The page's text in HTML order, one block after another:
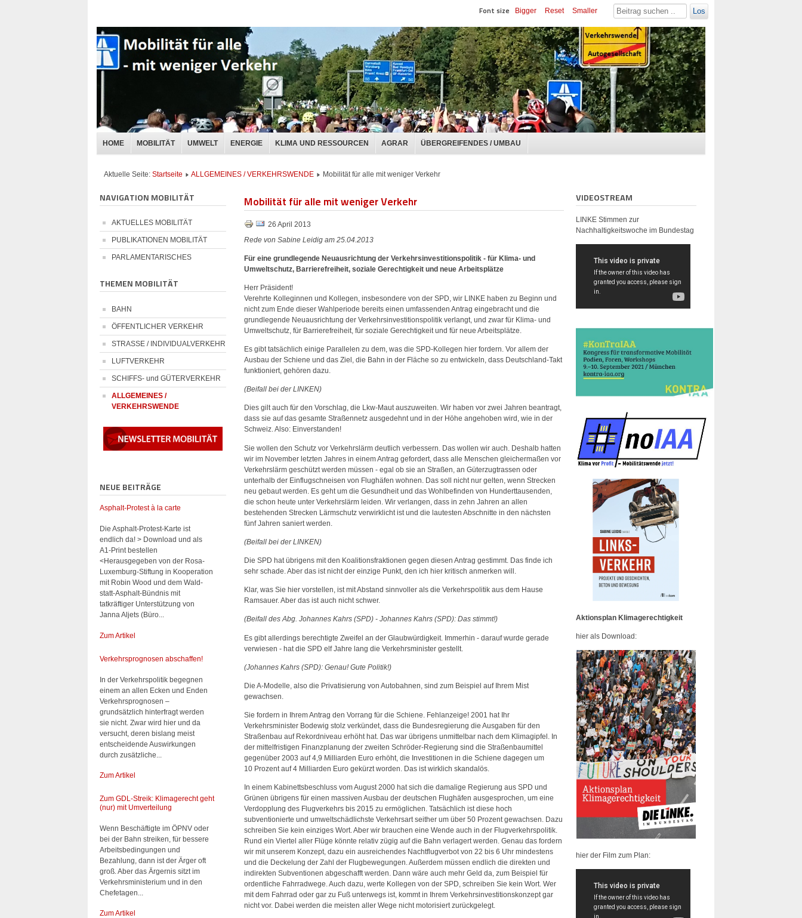
HOME MOBILITÄT UMWELT ENERGIE KLIMA UND RESSOURCEN AGRAR ÜBERGREIFENDES / UMBAU
Font size Bigger Reset Smaller Los
Aktuelle Seite: Startseite ALLGEMEINES / VERKEHRSWENDE Mobilität für alle mit weniger Verkehr
NAVIGATION MOBILITÄT
AKTUELLES MOBILITÄT
PUBLIKATIONEN MOBILITÄT
PARLAMENTARISCHES
THEMEN MOBILITÄT
BAHN
ÖFFENTLICHER VERKEHR
STRASSE / INDIVIDUALVERKEHR
LUFTVERKEHR
SCHIFFS- und GÜTERVERKEHR
ALLGEMEINES /
VERKEHRSWENDE
NEUE BEITRÄGE
Asphalt-Protest à la carte
Die Asphalt-Protest-Karte ist
endlich da! > Download und als
A1-Print bestellen
<Herausgegeben von der Rosa-
Luxemburg-Stiftung in Kooperation
mit Robin Wood und dem Wald-
statt-Asphalt-Bündnis mit
tatkräftiger Unterstützung von
Janna Aljets (Büro...
Zum Artikel
Verkehrsprognosen abschaffen!
In der Verkehrspolitik begegnen
einem an allen Ecken und Enden
Verkehrsprognosen –
grundsätzlich hinterfragt werden
sie nicht. Zwar wird hier und da
versucht, deren bislang meist
entscheidende Auswirkungen
durch zusätzliche...
Zum Artikel
Zum GDL-Streik: Klimagerecht geht
(nur) mit Umverteilung
Wenn Beschäftigte im ÖPNV oder
bei der Bahn streiken, für bessere
Arbeitsbedingungen und
Bezahlung, dann ist der Ärger oft
groß. Aber das Ärgernis sitzt im
Verkehrsministerium und in den
Chefetagen...
Zum Artikel
Mobilität für alle mit weniger Verkehr
26 April 2013
Rede von Sabine Leidig am 25.04.2013
Für eine grundlegende Neuausrichtung der Verkehrsinvestitionspolitik - für Klima- und
Umweltschutz, Barrierefreiheit, soziale Gerechtigkeit und neue Arbeitsplätze
Herr Präsident!
Verehrte Kolleginnen und Kollegen, insbesondere von der SPD, wir LINKE haben zu Beginn und
nicht zum Ende dieser Wahlperiode bereits einen umfassenden Antrag eingebracht und die
grundlegende Neuausrichtung der Verkehrsinvestitionspolitik verlangt, und zwar für Klima- und
Umweltschutz, für Barrierefreiheit, für soziale Gerechtigkeit und für neue Arbeitsplätze.
Es gibt tatsächlich einige Parallelen zu dem, was die SPD-Kollegen hier fordern. Vor allem der
Ausbau der Schiene und das Ziel, die Bahn in der Fläche so zu entwickeln, dass Deutschland-Takt
funktioniert, gehören dazu.
(Beifall bei der LINKEN)
Dies gilt auch für den Vorschlag, die Lkw-Maut auszuweiten. Wir haben vor zwei Jahren beantragt,
dass sie auf das gesamte Straßennetz ausgedehnt und in der Höhe angehoben wird, wie in der
Schweiz. Also: Einverstanden!
Sie wollen den Schutz vor Verkehrslärm deutlich verbessern. Das wollen wir auch. Deshalb hatten
wir im November letzten Jahres in einem Antrag gefordert, dass alle Menschen gleichermaßen vor
Verkehrslärm geschützt werden müssen - egal ob sie an Straßen, an Güterzugtrassen oder
unterhalb der Einflugschneisen von Flughäfen wohnen. Das soll nicht nur gelten, wenn Strecken
neu gebaut werden. Es geht um die Gesundheit und das Wohlbefinden von Hunderttausenden,
die schon heute unter Verkehrslärm leiden. Wir verlangen, dass in zehn Jahren an allen
bestehenden Strecken Lärmschutz verwirklicht ist und die lautesten Abschnitte in den nächsten
fünf Jahren saniert werden.
(Beifall bei der LINKEN)
Die SPD hat übrigens mit den Koalitionsfraktionen gegen diesen Antrag gestimmt. Das finde ich
sehr schade. Aber das ist nicht der einzige Punkt, den ich hier kritisch anmerken will.
Klar, was Sie hier vorstellen, ist mit Abstand sinnvoller als die Verkehrspolitik aus dem Hause
Ramsauer. Aber das ist auch nicht schwer.
(Beifall des Abg. Johannes Kahrs (SPD) - Johannes Kahrs (SPD): Das stimmt!)
Es gibt allerdings berechtigte Zweifel an der Glaubwürdigkeit. Immerhin - darauf wurde gerade
verwiesen - hat die SPD elf Jahre lang die Verkehrsminister gestellt.
(Johannes Kahrs (SPD): Genau! Gute Politik!)
Die A-Modelle, also die Privatisierung von Autobahnen, sind zum Beispiel auf Ihrem Mist
gewachsen.
Sie fordern in Ihrem Antrag den Vorrang für die Schiene. Fehlanzeige! 2001 hat Ihr
Verkehrsminister Bodewig stolz verkündet, dass die Bundesregierung die Ausgaben für den
Straßenbau auf Rekordniveau erhöht hat. Das war übrigens unmittelbar nach dem Klimagipfel. In
der mittelfristigen Finanzplanung der zweiten Schröder-Regierung sind die Straßenbaumittel
gegenüber 2003 auf 4,9 Milliarden Euro erhöht, die Investitionen in die Schiene dagegen um
10 Prozent auf 4 Milliarden Euro gekürzt worden. Das ist wirklich skandalös.
In einem Kabinettsbeschluss vom August 2000 hat sich die damalige Regierung aus SPD und
Grünen übrigens für einen massiven Ausbau der deutschen Flughäfen ausgesprochen, um eine
Verdopplung des Flugverkehrs bis 2015 zu ermöglichen. Tatsächlich ist diese hoch
subventionierte und umweltschädlichste Verkehrsart seither um über 50 Prozent gewachsen. Dazu
schreiben Sie kein einziges Wort. Aber wir brauchen eine Wende auch in der Flugverkehrspolitik.
Rund ein Viertel aller Flüge könnte relativ zügig auf die Bahn verlagert werden. Genau das fordern
wir mit unserem Konzept, dazu ein ausreichendes Nachtflugverbot von 22 bis 6 Uhr mindestens
und die Deckelung der Zahl der Flugbewegungen. Außerdem müssen endlich die direkten und
indirekten Subventionen abgeschafft werden. Dann wäre auch mehr Geld da, zum Beispiel für
ordentliche Fahrradwege. Auch dazu, werte Kollegen von der SPD, schreiben Sie kein Wort. Wer
mit dem Fahrrad oder gar zu Fuß unterwegs ist, kommt in Ihrem Verkehrsinvestitionskonzept gar
nicht vor. Dabei werden die meisten aller Wege nicht motorisiert zurückgelegt.
VIDEOSTREAM
LINKE Stimmen zur
Nachhaltigkeitswoche im Bundestag
Aktionsplan Klimagerechtigkeit
hier als Download:
hier der Film zum Plan: